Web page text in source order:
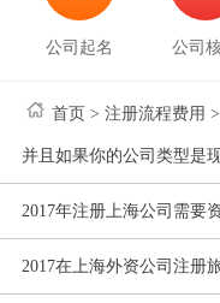
公司起名 公司
首页 >注册流程费用 >
并且如果你的公司类型是
2017年注册上海公司需要
2017在上海外资公司注册